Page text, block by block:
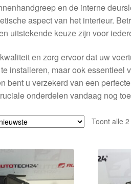
en de interne
aspect van het interieur.
uitstekende keuze zijn voor
en zorg ervoor dat uw
installeren, maar ook essentieel
bent u verzekerd van een
onderdelen vandaag nog
Toont alle